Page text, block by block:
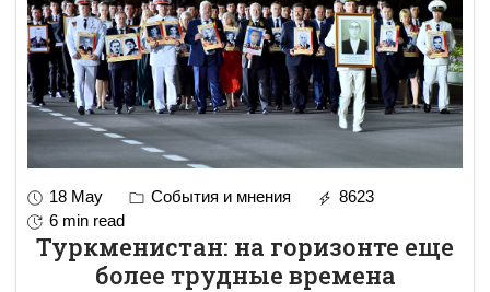
18 May События и мнения
8623
6 min read
Туркменистан: на горизонте еще
более трудные времена